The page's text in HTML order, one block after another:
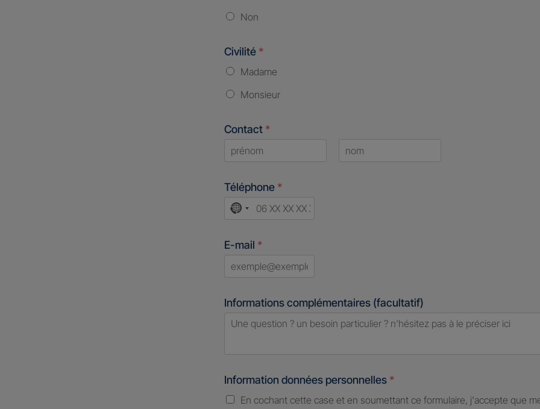
Non
Civilité *
Madame
Monsieur
Contact *
Téléphone *
No
selected
E-mail *
Informations complémentaires (facultatif)
Information données personnelles *
En cochant cette case et en soumettant ce formulaire, j'accepte que